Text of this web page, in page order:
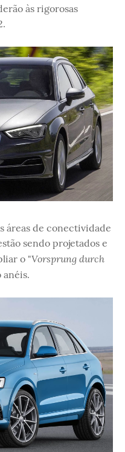
às rigorosas
áreas de conectividade
sendo projetados e
o "Vorsprung durch
anéis.